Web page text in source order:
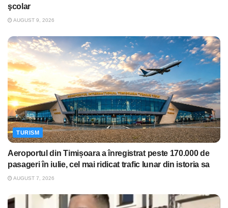
şcolar
AUGUST 9, 2026
TURISM
Aeroportul din Timișoara a înregistrat peste 170.000 de
pasageri în iulie, cel mai ridicat trafic lunar din istoria sa
AUGUST 7, 2026